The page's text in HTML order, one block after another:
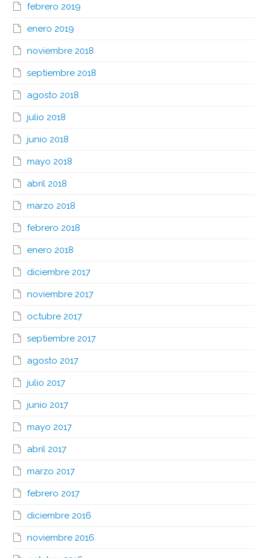
febrero 2019
enero 2019
noviembre 2018
septiembre 2018
agosto 2018
julio 2018
junio 2018
mayo 2018
abril 2018
marzo 2018
febrero 2018
enero 2018
diciembre 2017
noviembre 2017
octubre 2017
septiembre 2017
agosto 2017
julio 2017
junio 2017
mayo 2017
abril 2017
marzo 2017
febrero 2017
diciembre 2016
noviembre 2016